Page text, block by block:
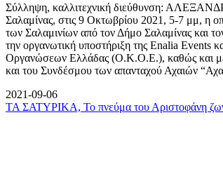
Σύλληψη, καλλιτεχνική διεύθυνση:
Σαλαμίνας, στις 9 Οκτωβρίου 2021, 5-7 μμ, η
των Σαλαμινίων από τον Δήμο Σαλαμίνας και
την οργανωτική υποστήριξη της Enalia Events
Οργανώσεων Ελλάδας (Ο.Κ.Ο.Ε.), καθώς και
και του Συνδέσμου των απανταχού Αχαιών
2021-09-06
ΤΑ ΣΑΤΥΡΙΚΑ, Το πνεύμα του Αριστοφάνη